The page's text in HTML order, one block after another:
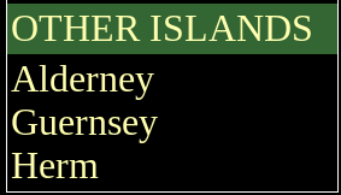
OTHER ISLANDS
Alderney
Guernsey
Herm